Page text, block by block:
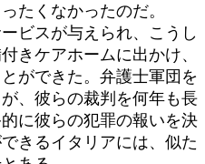
たくなかったのだ。
ビスが与えられ、こうし
きケアホームに出かけ、
ができた。弁護士軍団を
、彼らの裁判を何年も長
に彼らの犯罪の報いを決
きるイタリアには、似た